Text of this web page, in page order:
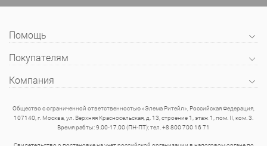
Помощь
Покупателям
Компания
Общество с ограниченной ответственностью «Элема Ритейл», Российская Федерация,
107140, г. Москва, ул. Верхняя Красносельская, д. 13, строение 1, этаж 1, пом. II, ком. 3.
Время рабты: 9.00-17.00 (ПН-ПТ); тел. +8 800 700 16 71